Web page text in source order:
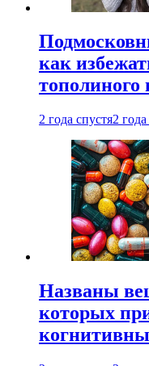
как
тополиного
2 года спустя2
Названы
которых